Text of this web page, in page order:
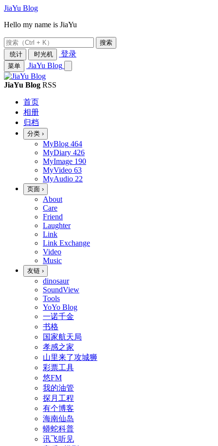
JiaYu Blog
Hello my name is JiaYu
搜索
统计
时光机 登录
菜单 JiaYu Blog
JiaYu Blog RSS
首页
相册
归档
分类 ›
MyBlog 464
MyDiary 426
MyImage 190
MyVideo 63
MyAudio 22
页面 ›
About
Care
Friend
Laughter
Link
Link Exchange
Video
Music
友链 ›
dinosaur
SoundView
Tools
YoYo Blog
一诺千金
书格
国家航天局
孝感之家
山里来了攻城狮
彩票工具
悠FM
我的油管
探月工程
有个博客
海南仙岛
蟒蛇科普
讯飞听见